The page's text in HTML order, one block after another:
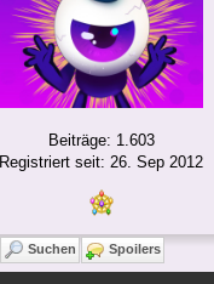
Beiträge: 1.603
Registriert seit: 26. Sep 2012
Suchen Spoilers